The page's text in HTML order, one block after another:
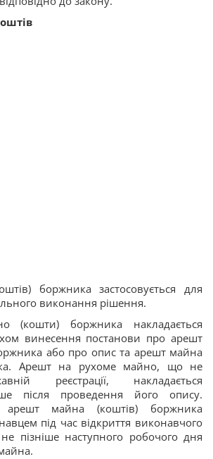
боржника застосовується для
виконання рішення.
(кошти) боржника накладається
винесення постанови про арешт
або про опис та арешт майна
Арешт на рухоме майно, що не
реєстрації, накладається
після проведення його опису.
арешт майна (коштів) боржника
під час відкриття виконавчого
пізніше наступного робочого дня